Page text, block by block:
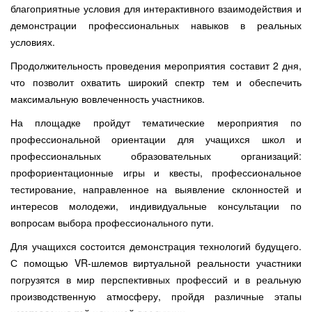
благоприятные условия для интерактивного взаимодействия и
демонстрации профессиональных навыков в реальных
условиях.
Продолжительность проведения мероприятия составит 2 дня,
что позволит охватить широкий спектр тем и обеспечить
максимальную вовлеченность участников.
На площадке пройдут тематические мероприятия по
профессиональной ориентации для учащихся школ и
профессиональных образовательных организаций:
профориентационные игры и квесты, профессиональное
тестирование, направленное на выявление склонностей и
интересов молодежи, индивидуальные консультации по
вопросам выбора профессионального пути.
Для учащихся состоится демонстрация технологий будущего.
С помощью VR-шлемов виртуальной реальности участники
погрузятся в мир перспективных профессий и в реальную
производственную атмосферу, пройдя различные этапы